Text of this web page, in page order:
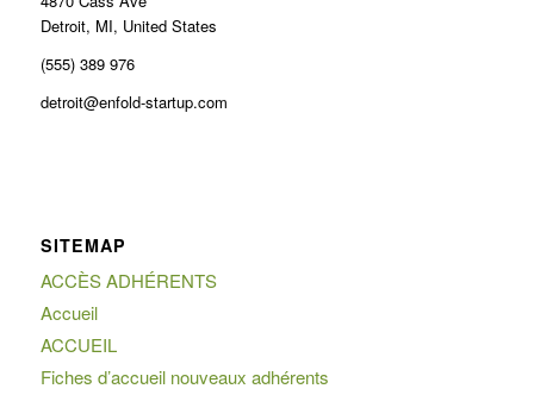
Detroit, MI, United States
(555) 389 976
detroit@enfold-startup.com
SITEMAP
ACCÈS ADHÉRENTS
Accueil
ACCUEIL
Fiches d’accueil nouveaux adhérents